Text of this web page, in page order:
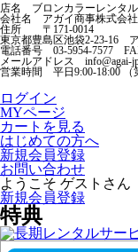
店名 ブロンカラーレンタ
会社名 アガイ商事株式会社
住所 〒171-0014
東京都豊島区池袋2-23-16
電話番号 03-5954-7577
メールアドレス info@agai-
営業時間 平日9:00-18:00 （
ログイン
MYページ
カートを見る
はじめての方へ
新規会員登録
お問い合わせ
ようこそ ゲストさん
新規会員登録
特典